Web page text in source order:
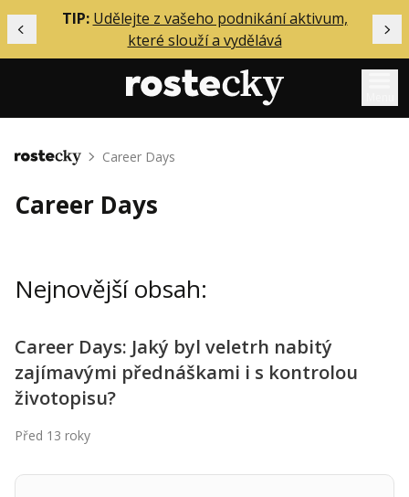
Předchozí
TIP: Udělejte z vašeho podnikání aktivum,
které slouží a vydělává
Mentoring
Solo
Inzerce
Přihlášení
Kontakt
Obchodní podmínky
Domů Career Days
Career Days
Nejnovější obsah:
Career Days: Jaký byl veletrh nabitý
zajímavými přednáškami i s kontrolou
životopisu?
Před 13 roky